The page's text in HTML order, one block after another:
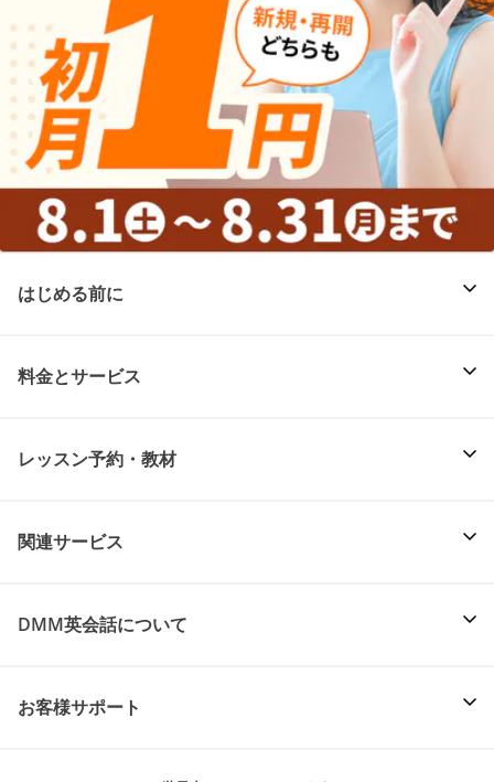
はじめる前に
料金とサービス
レッスン予約・教材
関連サービス
DMM英会話について
お客様サポート